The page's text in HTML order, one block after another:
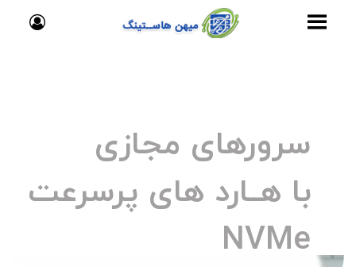
سرورهای مجازی
با هــارد های پرسرعت
NVMe